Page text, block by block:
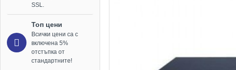
SSL.
Топ цени
Всички цени са с
включена 5%
отстъпка от
стандартните!